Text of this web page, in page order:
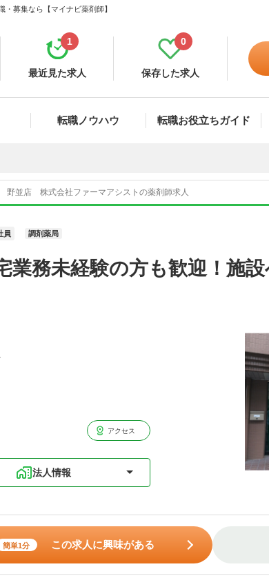
募集なら【マイナビ薬剤師】
最近見た求人
1
保存した求人
0
転職ノウハウ 転職お役立ちガイド
野並店 株式会社ファーマアシストの薬剤師求人
員 調剤薬局
業務未経験の方も歓迎！施
アクセス
法人情報
簡単1分 この求人に興味がある